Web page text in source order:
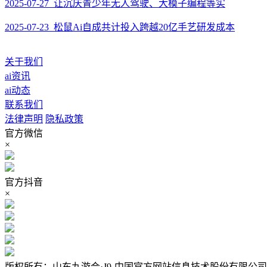
2025-07-27 让沉庆青少年无人驾驶、大模子编程等实
2025-07-23 松鼠Ai自成共计投入跨越20亿手艺研发成本
关于我们
ai资讯
ai动态
联系我们
法律声明 隐私政策
官方微信
×
官方抖音
×